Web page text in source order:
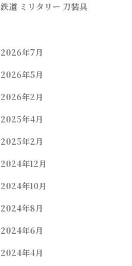
鉄道 ミリタリー 刀装具
2026年7月
2026年5月
2026年2月
2025年4月
2025年2月
2024年12月
2024年10月
2024年8月
2024年6月
2024年4月